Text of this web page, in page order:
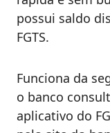
possui saldo
FGTS.
Funciona da
o banco
aplicativo do